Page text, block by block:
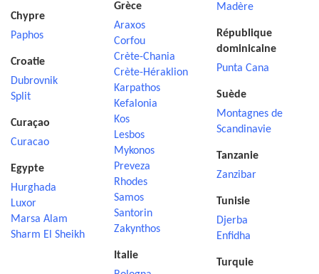
Chypre
Paphos
Croatie
Dubrovnik
Split
Curaçao
Curacao
Egypte
Hurghada
Luxor
Marsa Alam
Sharm El Sheikh
Grèce
Araxos
Corfou
Crète-Chania
Crète-Héraklion
Karpathos
Kefalonia
Kos
Lesbos
Mykonos
Preveza
Rhodes
Samos
Santorin
Zakynthos
Italie
Madère
République
dominicaine
Punta Cana
Suède
Montagnes de
Scandinavie
Tanzanie
Zanzibar
Tunisie
Djerba
Enfidha
Turquie